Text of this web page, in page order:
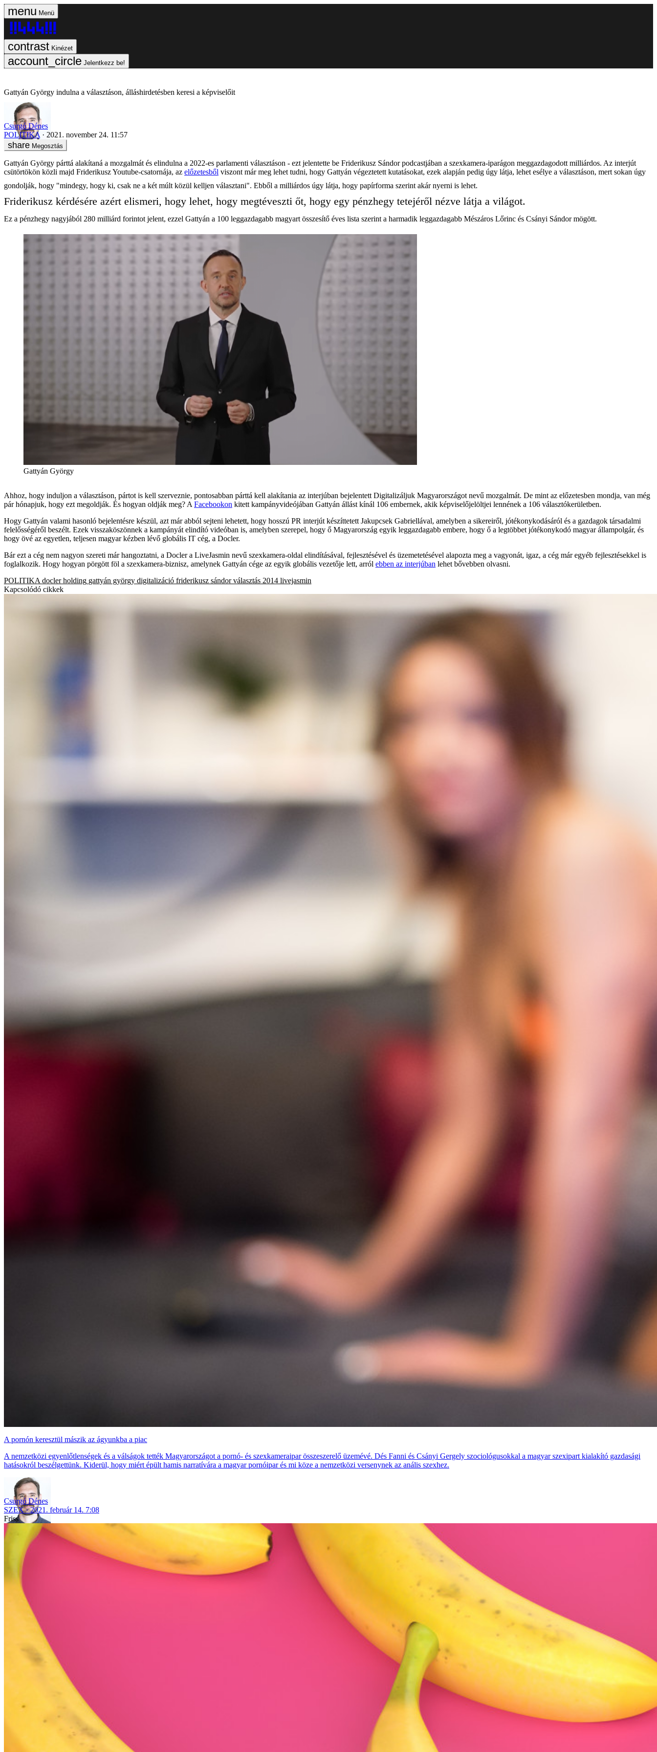
Menü
Kinézet
Jelentkezz be!
Gattyán György indulna a választáson, álláshirdetésben keresi a képviselőit
Csurgó Dénes
POLITIKA
2021. november 24. 11:57
Megosztás
Gattyán György párttá alakítaná a mozgalmát és elindulna a 2022-es parlamenti választáson - ezt jelentette be Friderikusz Sándor podcastjában a szexkamera-iparágon meggazdagodott milliárdos. Az interjút
csütörtökön közli majd Friderikusz Youtube-csatornája, az előzetesből viszont már meg lehet tudni, hogy Gattyán végeztetett kutatásokat, ezek alapján pedig úgy látja, lehet esélye a választáson, mert sokan úgy
gondolják, hogy "mindegy, hogy ki, csak ne a két múlt közül kelljen választani". Ebből a milliárdos úgy látja, hogy papírforma szerint akár nyerni is lehet.
Friderikusz kérdésére azért elismeri, hogy lehet, hogy megtéveszti őt, hogy egy pénzhegy tetejéről nézve látja a világot.
Ez a pénzhegy nagyjából 280 milliárd forintot jelent, ezzel Gattyán a 100 leggazdagabb magyart összesítő éves lista szerint a harmadik leggazdagabb Mészáros Lőrinc és Csányi Sándor mögött.
Gattyán György
Ahhoz, hogy induljon a választáson, pártot is kell szerveznie, pontosabban párttá kell alakítania az interjúban bejelentett Digitalizáljuk Magyarországot nevű mozgalmát. De mint az előzetesben mondja, van még
pár hónapjuk, hogy ezt megoldják. És hogyan oldják meg? A Facebookon kitett kampányvideójában Gattyán állást kínál 106 embernek, akik képviselőjelöltjei lennének a 106 választókerületben.
Hogy Gattyán valami hasonló bejelentésre készül, azt már abból sejteni lehetett, hogy hosszú PR interjút készíttetett Jakupcsek Gabriellával, amelyben a sikereiről, jótékonykodásáról és a gazdagok társadalmi
felelősségéről beszélt. Ezek visszaköszönnek a kampányát elindító videóban is, amelyben szerepel, hogy ő Magyarország egyik leggazdagabb embere, hogy ő a legtöbbet jótékonykodó magyar állampolgár, és
hogy övé az egyetlen, teljesen magyar kézben lévő globális IT cég, a Docler.
Bár ezt a cég nem nagyon szereti már hangoztatni, a Docler a LiveJasmin nevű szexkamera-oldal elindításával, fejlesztésével és üzemetetésével alapozta meg a vagyonát, igaz, a cég már egyéb fejlesztésekkel is
foglalkozik. Hogy hogyan pörgött föl a szexkamera-biznisz, amelynek Gattyán cége az egyik globális vezetője lett, arról ebben az interjúban lehet bővebben olvasni.
POLITIKA docler holding gattyán györgy digitalizáció friderikusz sándor választás 2014 livejasmin
Kapcsolódó cikkek
A pornón keresztül mászik az ágyunkba a piac
A nemzetközi egyenlőtlenségek és a válságok tették Magyarországot a pornó- és szexkameraipar összeszerelő üzemévé. Dés Fanni és Csányi Gergely szociológusokkal a magyar szexipart kialakító gazdasági
hatásokról beszélgettünk. Kiderül, hogy miért épült hamis narratívára a magyar pornóipar és mi köze a nemzetközi versenynek az anális szexhez.
Csurgó Dénes
SZEX
2021. február 14. 7:08
Friss